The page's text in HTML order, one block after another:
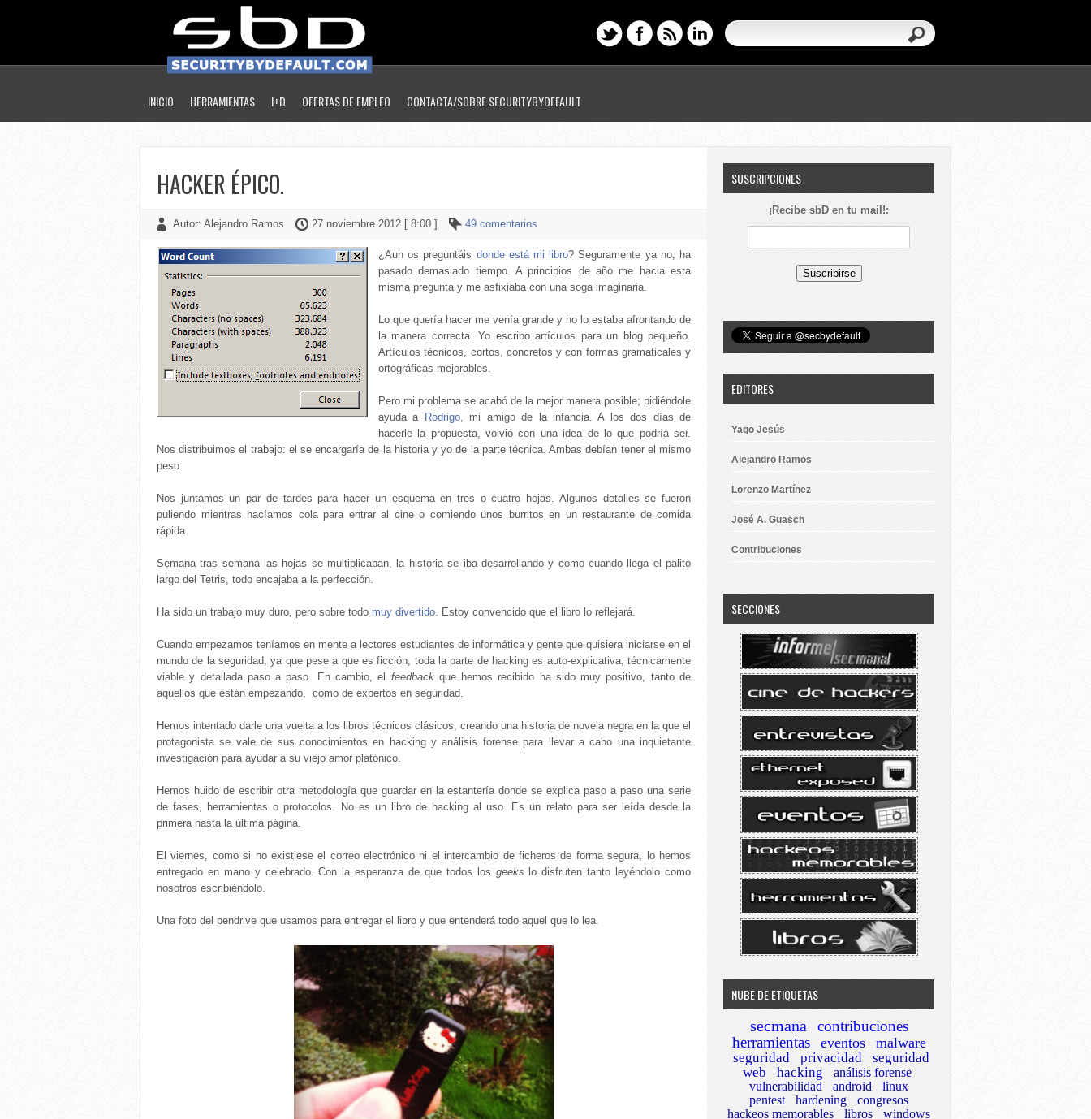
INICIO HERRAMIENTAS I+D OFERTAS DE EMPLEO CONTACTA/SOBRE SECURITYBYDEFAULT
HACKER ÉPICO.
Autor: Alejandro Ramos 27 noviembre 2012 [ 8:00 ] 49 comentarios
¿Aun os preguntáis donde está mi libro? Seguramente ya no, ha
pasado demasiado tiempo. A principios de año me hacia esta
misma pregunta y me asfixiaba con una soga imaginaria.
Lo que quería hacer me venía grande y no lo estaba afrontando de
la manera correcta. Yo escribo artículos para un blog pequeño.
Artículos técnicos, cortos, concretos y con formas gramaticales y
ortográficas mejorables.
Pero mi problema se acabó de la mejor manera posible; pidiéndole
ayuda a Rodrigo, mi amigo de la infancia. A los dos días de
hacerle la propuesta, volvió con una idea de lo que podría ser.
Nos distribuimos el trabajo: el se encargaría de la historia y yo de la parte técnica. Ambas debían tener el mismo
peso.
Nos juntamos un par de tardes para hacer un esquema en tres o cuatro hojas. Algunos detalles se fueron
puliendo mientras hacíamos cola para entrar al cine o comiendo unos burritos en un restaurante de comida
rápida.
Semana tras semana las hojas se multiplicaban, la historia se iba desarrollando y como cuando llega el palito
largo del Tetris, todo encajaba a la perfección.
Ha sido un trabajo muy duro, pero sobre todo muy divertido. Estoy convencido que el libro lo reflejará.
Cuando empezamos teníamos en mente a lectores estudiantes de informática y gente que quisiera iniciarse en el
mundo de la seguridad, ya que pese a que es ficción, toda la parte de hacking es auto-explicativa, técnicamente
viable y detallada paso a paso. En cambio, el feedback que hemos recibido ha sido muy positivo, tanto de
aquellos que están empezando, como de expertos en seguridad.
Hemos intentado darle una vuelta a los libros técnicos clásicos, creando una historia de novela negra en la que el
protagonista se vale de sus conocimientos en hacking y análisis forense para llevar a cabo una inquietante
investigación para ayudar a su viejo amor platónico.
Hemos huido de escribir otra metodología que guardar en la estantería donde se explica paso a paso una serie
de fases, herramientas o protocolos. No es un libro de hacking al uso. Es un relato para ser leída desde la
primera hasta la última página.
El viernes, como si no existiese el correo electrónico ni el intercambio de ficheros de forma segura, lo hemos
entregado en mano y celebrado. Con la esperanza de que todos los geeks lo disfruten tanto leyéndolo como
nosotros escribiéndolo.
Una foto del pendrive que usamos para entregar el libro y que entenderá todo aquel que lo lea.
SUSCRIPCIONES
¡Recibe sbD en tu mail!:
EDITORES
Yago Jesús
Alejandro Ramos
Lorenzo Martínez
José A. Guasch
Contribuciones
SECCIONES
NUBE DE ETIQUETAS
secmana
contribuciones
herramientas
eventos malware
seguridad privacidad
seguridad
web
hacking
análisis forense
vulnerabilidad
android
linux
pentest
hardening
congresos
hackeos memorables
libros windows